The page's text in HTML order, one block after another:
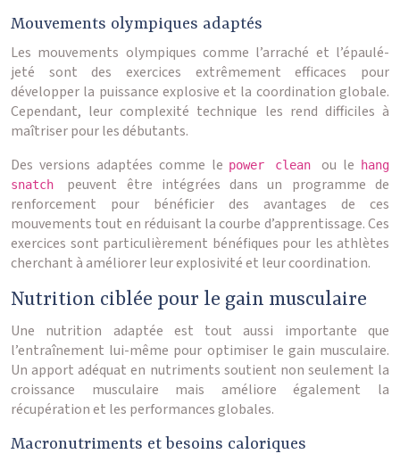
Mouvements olympiques adaptés
Les mouvements olympiques comme l’arraché et l’épaulé-
jeté sont des exercices extrêmement efficaces pour
développer la puissance explosive et la coordination globale.
Cependant, leur complexité technique les rend difficiles à
maîtriser pour les débutants.
Des versions adaptées comme le power cleanou le
hang
snatch peuvent être intégrées dans un programme de
renforcement pour bénéficier des avantages de ces
mouvements tout en réduisant la courbe d’apprentissage. Ces
exercices sont particulièrement bénéfiques pour les athlètes
cherchant à améliorer leur explosivité et leur coordination.
Nutrition ciblée pour le gain musculaire
Une nutrition adaptée est tout aussi importante que
l’entraînement lui-même pour optimiser le gain musculaire.
Un apport adéquat en nutriments soutient non seulement la
croissance musculaire mais améliore également la
récupération et les performances globales.
Macronutriments et besoins caloriques